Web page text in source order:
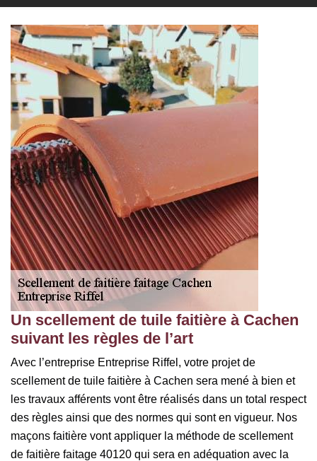
Un scellement de tuile faitière à Cachen
suivant les règles de l’art
Avec l’entreprise Entreprise Riffel, votre projet de
scellement de tuile faitière à Cachen sera mené à bien et
les travaux afférents vont être réalisés dans un total respect
des règles ainsi que des normes qui sont en vigueur. Nos
maçons faitière vont appliquer la méthode de scellement
de faitière faitage 40120 qui sera en adéquation avec la